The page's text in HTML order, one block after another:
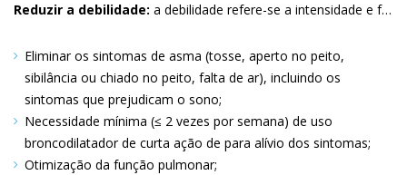
Reduzir a debilidade: a debilidade refere-se a intensidade e frequência dos sintomas de asma e o grau pelo qual o paciente é limitado por esses sintomas. Metas específicas para reduzir a incapacidade incluem:
Eliminar os sintomas de asma (tosse, aperto no peito,
sibilância ou chiado no peito, falta de ar), incluindo os
sintomas que prejudicam o sono
Necessidade mínima (≤ 2 vezes por semana) de uso
broncodilatador de curta ação de para alívio dos sintomas
Otimização da função pulmonar